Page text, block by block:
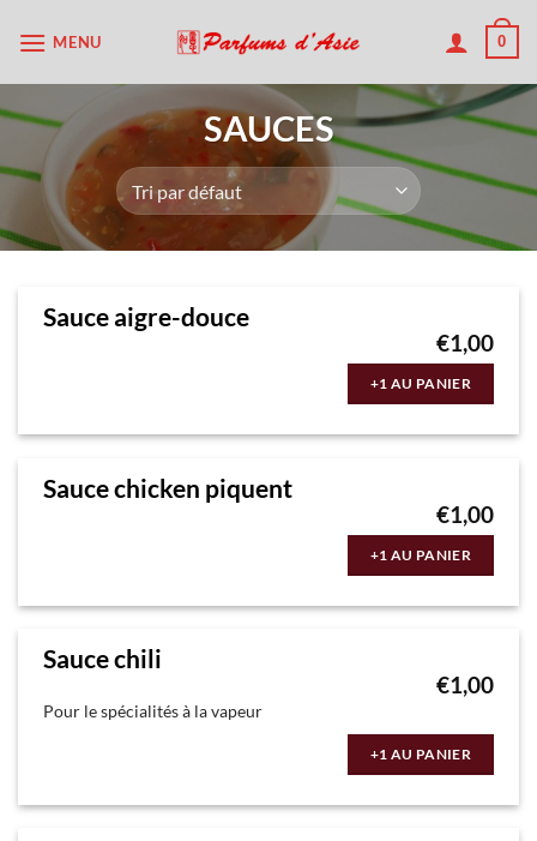
MENU 0
SAUCES
Sauce aigre-douce
€1,00
+1 AU PANIER
Sauce chicken piquent
€1,00
+1 AU PANIER
Sauce chili
€1,00
Pour le spécialités à la vapeur
+1 AU PANIER